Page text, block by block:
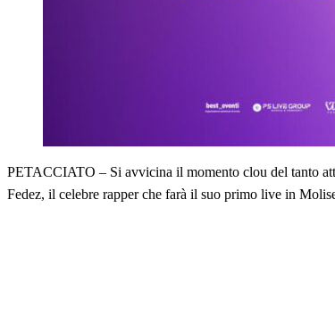
PETACCIATO – Si avvicina il momento clou del tanto
Fedez, il celebre rapper che farà il suo primo live in